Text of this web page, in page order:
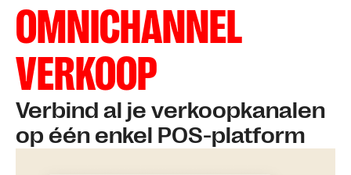
OMNICHANNEL
VERKOOP
Verbind al je verkoopkanalen
op één enkel POS-platform